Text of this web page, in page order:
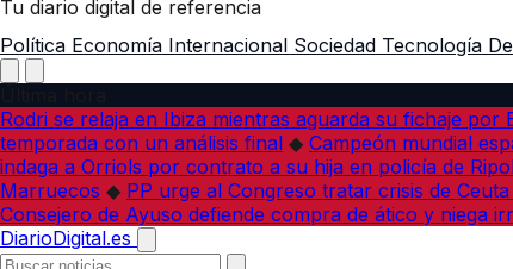
Tu diario digital de referencia
Política Economía Internacional Sociedad Tecnología
Rodri se relaja en Ibiza mientras aguarda su fichaje por
temporada con un análisis final ◆ Campeón mundial
indaga a Orriols por contrato a su hija en policía de
Marruecos ◆ PP urge al Congreso tratar crisis de
Consejero de Ayuso defiende compra de ático y niega
DiarioDigital.es